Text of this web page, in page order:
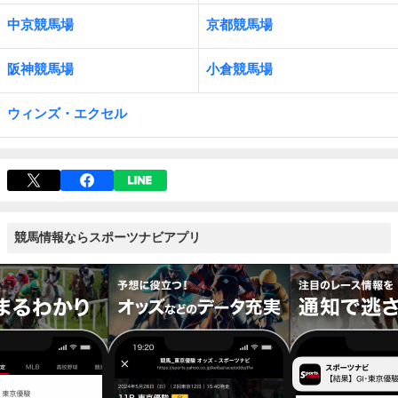
中京競馬場 京都競馬場
阪神競馬場 小倉競馬場
ウィンズ・エクセル
競馬情報ならスポーツナビアプリ